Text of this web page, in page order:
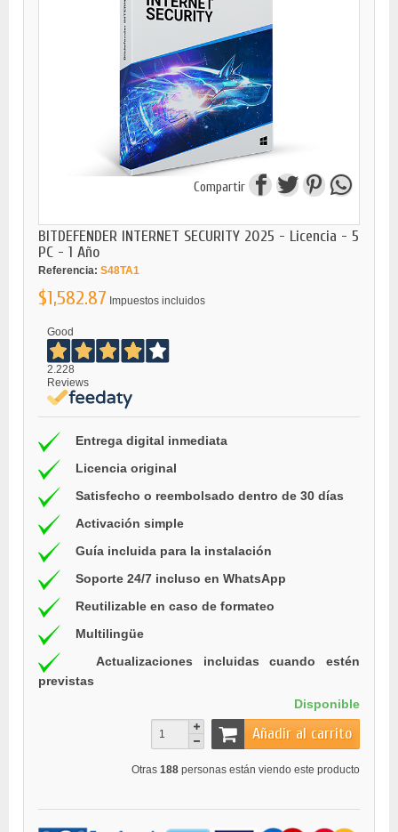
Compartir
BITDEFENDER INTERNET SECURITY 2025 - Licencia - 5
PC - 1 Año
Referencia: S48TA1
$1,582.87 Impuestos incluidos
Good
2.228
Reviews
Entrega digital inmediata
Licencia original
Satisfecho o reembolsado dentro de 30 días
Activación simple
Guía incluida para la instalación
Soporte 24/7 incluso en WhatsApp
Reutilizable en caso de formateo
Multilingüe
Actualizaciones incluidas cuando estén
previstas
Disponible
Añadir al carrito
Otras 188 personas están viendo este producto